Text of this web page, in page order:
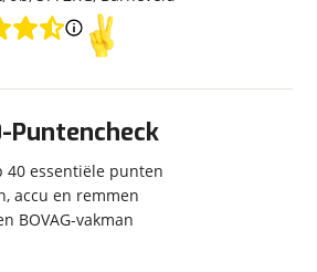
Nieuw
9
Aluminium
Blauw
Puntencheck
40 essentiële punten
accu en remmen
BOVAG-vakman